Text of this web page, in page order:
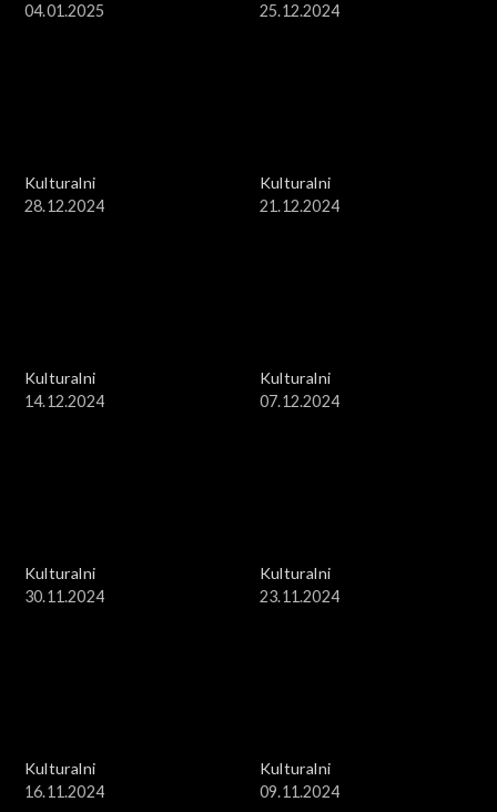
04.01.2025
25.12.2024
Kulturalni
28.12.2024
Kulturalni
21.12.2024
Kulturalni
14.12.2024
Kulturalni
07.12.2024
Kulturalni
30.11.2024
Kulturalni
23.11.2024
Kulturalni
16.11.2024
Kulturalni
09.11.2024